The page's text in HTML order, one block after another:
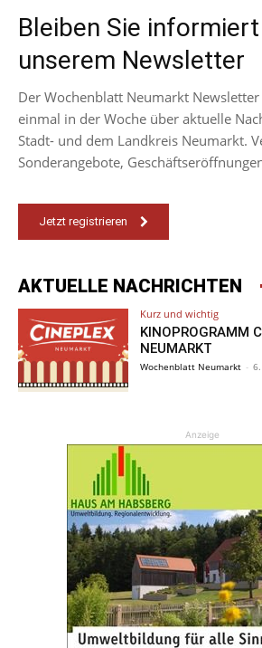
Bleiben Sie
unserem Newsletter
Der Wochenblatt Neumarkt
einmal in der Woche über aktuelle
Stadt- und dem Landkreis Neumarkt.
Sonderangebote,
Jetzt registrieren
AKTUELLE NACHRICHTEN
Kurz und wichtig
KINOPROGRAMM
NEUMARKT
Wochenblatt Neumarkt -
Anzeige